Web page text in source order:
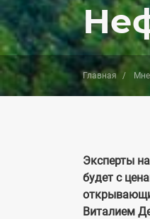
Главная
Эксперты
будет с
Виталием